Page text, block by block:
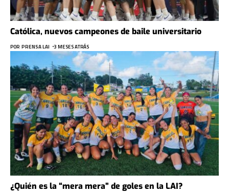
Católica, nuevos campeones de baile universitario
POR PRENSA LAI 3 MESES ATRÁS
¿Quién es la “mera mera” de goles en la LAI?